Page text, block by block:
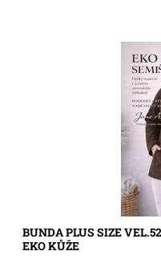
Skladem
BUNDA PLUS SIZE
EKO KŮŽE